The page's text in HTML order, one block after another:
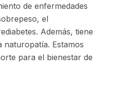
de enfermedades
el
Además, tiene
naturopatía. Estamos
para el bienestar de